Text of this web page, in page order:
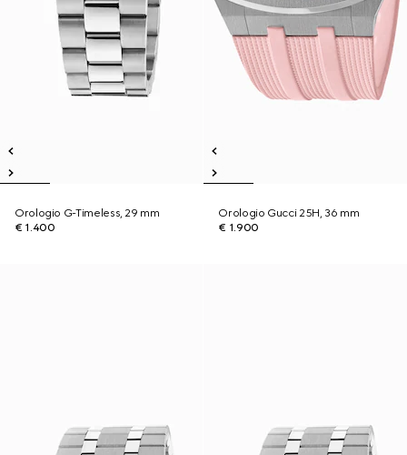
Orologio G-Timeless, 29 mm
€ 1.400
Orologio Gucci 25H, 36 mm
€ 1.900